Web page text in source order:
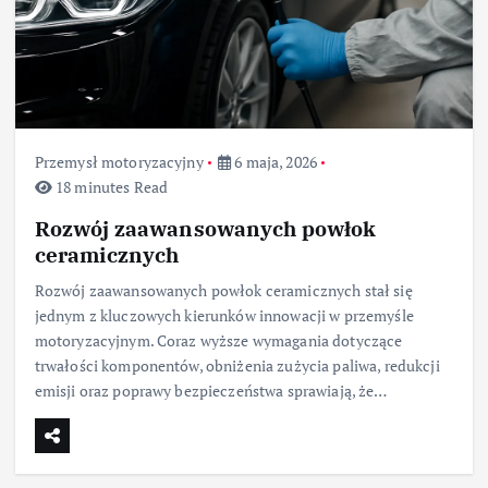
Przemysł motoryzacyjny
6 maja, 2026
18 minutes Read
Rozwój zaawansowanych powłok
ceramicznych
Rozwój zaawansowanych powłok ceramicznych stał się
jednym z kluczowych kierunków innowacji w przemyśle
motoryzacyjnym. Coraz wyższe wymagania dotyczące
trwałości komponentów, obniżenia zużycia paliwa, redukcji
emisji oraz poprawy bezpieczeństwa sprawiają, że…